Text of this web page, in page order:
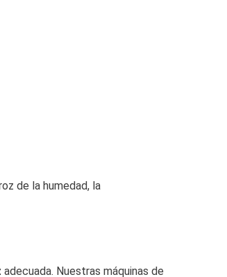
de la humedad, la
adecuada. Nuestras máquinas de